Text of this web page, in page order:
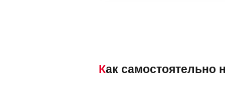
Как